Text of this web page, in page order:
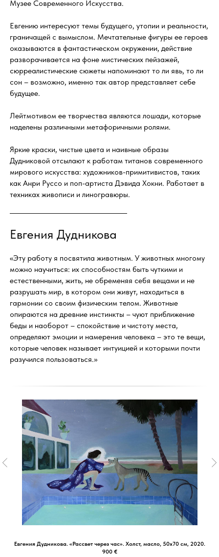
Музее Современного Искусства.
Евгению интересуют темы будущего, утопии и реальности,
граничащей с вымыслом. Мечтательные фигуры ее героев
оказываются в фантастическом окружении, действие
разворачивается на фоне мистических пейзажей,
сюрреалистические сюжеты напоминают то ли явь, то ли
сон – возможно, именно так автор представляет себе
будущее.
Лейтмотивом ее творчества являются лошади, которые
наделены различными метафоричными ролями.
Яркие краски, чистые цвета и наивные образы
Дудниковой отсылают к работам титанов современного
мирового искусства: художников-примитивистов, таких
как Анри Руссо и поп-артиста Дэвида Хокни. Работает в
техниках живописи и линогравюры.
Евгения Дудникова
«Эту работу я посвятила животным. У животных многому
можно научиться: их способностям быть чуткими и
естественными, жить, не обременяя себя вещами и не
разрушать мир, в котором они живут, находиться в
гармонии со своим физическим телом. Животные
опираются на древние инстинкты – чуют приближение
беды и наоборот – спокойствие и чистоту места,
определяют эмоции и намерения человека – это те вещи,
которые человек называет интуицией и которыми почти
разучился пользоваться.»
Евгения Дудникова. «Рассвет через час». Холст, масло, 50х70 см, 2020.
900 €